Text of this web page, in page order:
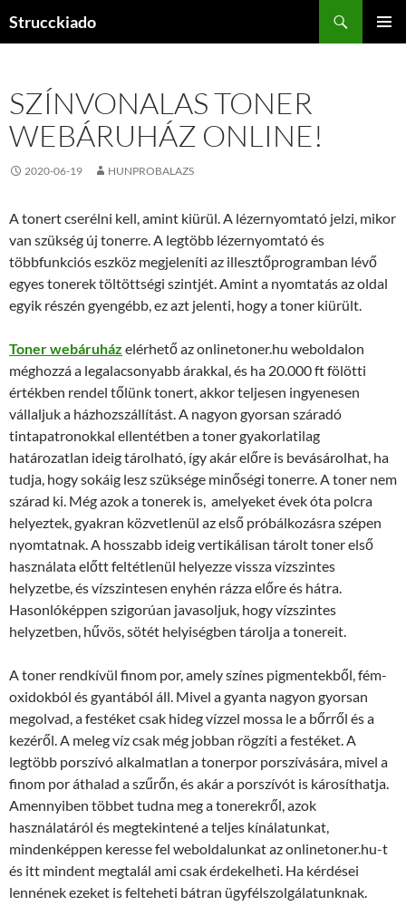
Strucckiado
SZÍNVONALAS TONER
WEBÁRUHÁZ ONLINE!
2020-06-19 HUNPROBALAZS
A tonert cserélni kell, amint kiürül. A lézernyomtató jelzi, mikor
van szükség új tonerre. A legtöbb lézernyomtató és
többfunkciós eszköz megjeleníti az illesztőprogramban lévő
egyes tonerek töltöttségi szintjét. Amint a nyomtatás az oldal
egyik részén gyengébb, ez azt jelenti, hogy a toner kiürült.
Toner webáruház elérhető az onlinetoner.hu weboldalon
méghozzá a legalacsonyabb árakkal, és ha 20.000 ft fölötti
értékben rendel tőlünk tonert, akkor teljesen ingyenesen
vállaljuk a házhozszállítást. A nagyon gyorsan száradó
tintapatronokkal ellentétben a toner gyakorlatilag
határozatlan ideig tárolható, így akár előre is bevásárolhat, ha
tudja, hogy sokáig lesz szüksége minőségi tonerre. A toner nem
szárad ki. Még azok a tonerek is, amelyeket évek óta polcra
helyeztek, gyakran közvetlenül az első próbálkozásra szépen
nyomtatnak. A hosszabb ideig vertikálisan tárolt toner első
használata előtt feltétlenül helyezze vissza vízszintes
helyzetbe, és vízszintesen enyhén rázza előre és hátra.
Hasonlóképpen szigorúan javasoljuk, hogy vízszintes
helyzetben, hűvös, sötét helyiségben tárolja a tonereit.
A toner rendkívül finom por, amely színes pigmentekből, fém-
oxidokból és gyantából áll. Mivel a gyanta nagyon gyorsan
megolvad, a festéket csak hideg vízzel mossa le a bőrről és a
kezéről. A meleg víz csak még jobban rögzíti a festéket. A
legtöbb porszívó alkalmatlan a tonerpor porszívására, mivel a
finom por áthalad a szűrőn, és akár a porszívót is károsíthatja.
Amennyiben többet tudna meg a tonerekről, azok
használatáról és megtekintené a teljes kínálatunkat,
mindenképpen keresse fel weboldalunkat az onlinetoner.hu-t
és itt mindent megtalál ami csak érdekelheti. Ha kérdései
lennének ezeket is felteheti bátran ügyfélszolgálatunknak.